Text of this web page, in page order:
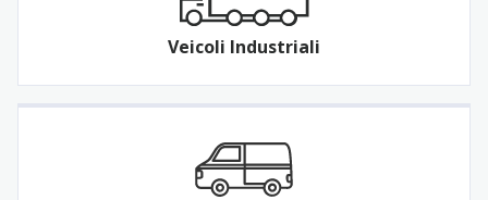
Veicoli Industriali